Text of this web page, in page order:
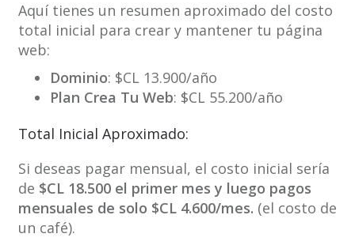
Aquí tienes un resumen aproximado del costo
total inicial para crear y mantener tu página
web:
Dominio: $CL 13.900/año
Plan Crea Tu Web: $CL 55.200/año
Total Inicial Aproximado:
Si deseas pagar mensual, el costo inicial sería
de $CL 18.500 el primer mes y luego pagos
mensuales de solo $CL 4.600/mes. (el costo de
un café).